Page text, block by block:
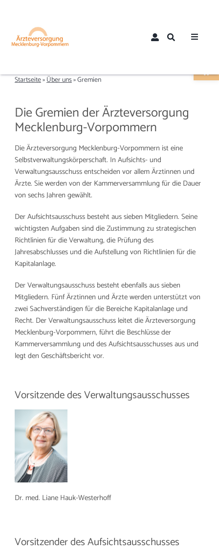
Toggle
Aktuelles
Mitglieder
Mitglied werden
Arbeitgeber
Startseite»Über uns»Gremien
Die Gremien der Ärzteversorgung
Mecklenburg-Vorpommern
Die Ärzteversorgung Mecklenburg-Vorpommern ist eine
Selbstverwaltungskörperschaft. In Aufsichts- und
Verwaltungsausschuss entscheiden vor allem Ärztinnen und
Ärzte. Sie werden von der Kammerversammlung für die Dauer
von sechs Jahren gewählt.
Der Aufsichtsausschuss besteht aus sieben Mitgliedern. Seine
wichtigsten Aufgaben sind die Zustimmung zu strategischen
Richtlinien für die Verwaltung, die Prüfung des
Jahresabschlusses und die Aufstellung von Richtlinien für die
Kapitalanlage.
Der Verwaltungsausschuss besteht ebenfalls aus sieben
Mitgliedern. Fünf Ärztinnen und Ärzte werden unterstützt von
zwei Sachverständigen für die Bereiche Kapitalanlage und
Recht. Der Verwaltungsausschuss leitet die Ärzteversorgung
Mecklenburg-Vorpommern, führt die Beschlüsse der
Kammerversammlung und des Aufsichtsausschusses aus und
legt den Geschäftsbericht vor.
Vorsitzende des Verwaltungsausschusses
Dr. med. Liane Hauk-Westerhoff
Vorsitzender des Aufsichtsausschusses